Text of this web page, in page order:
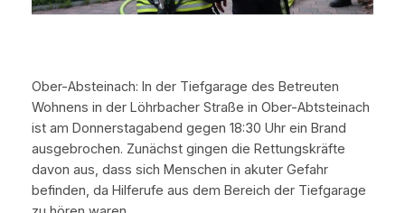
Ober-Absteinach: In der Tiefgarage des Betreuten
Wohnens in der Löhrbacher Straße in Ober-Abtsteinach
ist am Donnerstagabend gegen 18:30 Uhr ein Brand
ausgebrochen. Zunächst gingen die Rettungskräfte
davon aus, dass sich Menschen in akuter Gefahr
befinden, da Hilferufe aus dem Bereich der Tiefgarage